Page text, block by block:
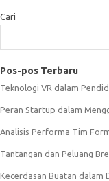
Cari
Pos-pos Terbaru
Teknologi VR dalam
Peran Startup dalam
Analisis Performa Tim
Tantangan dan Peluang
Kecerdasan Buatan dalam